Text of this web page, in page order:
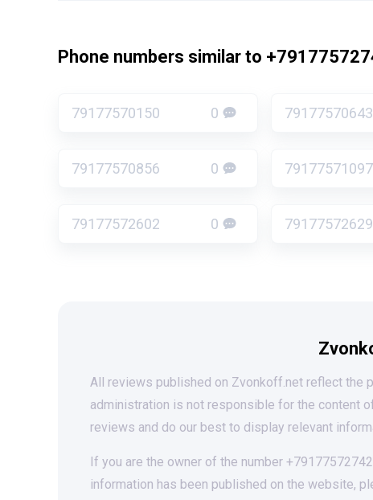
Phone numbers similar to
79177570150 0 79177570643
79177570856 0 79177571097
79177572602 0 79177572629
All reviews published on Zvonkoff.net reflect the
administration is not responsible for the content
reviews and do our best to display relevant
If you are the owner of the number
information has been published on the website,